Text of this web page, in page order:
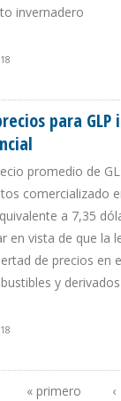
invernadero
para
promedio de
comercializado
a 7,35
en vista de que la
de precios en
y derivados
« primero
‹